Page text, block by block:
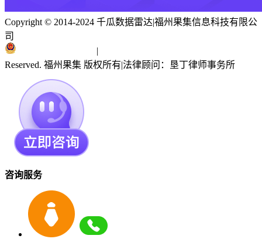
Copyright © 2014-2024 千瓜数据雷达|福州果集信息科技有限公
司
|
Reserved. 福州果集 版权所有|法律顾问：垦丁律师事务所
咨询服务